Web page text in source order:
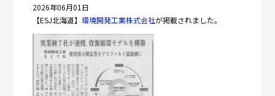
2026年06月01日
【ESJ北海道】 環境開発工業株式会社が掲載されました。